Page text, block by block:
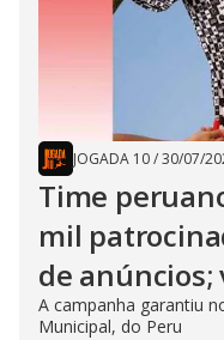
JOGADA 10/30/07/
Time
mil
de anúncios;
A campanha garantiu
Municipal, do Peru